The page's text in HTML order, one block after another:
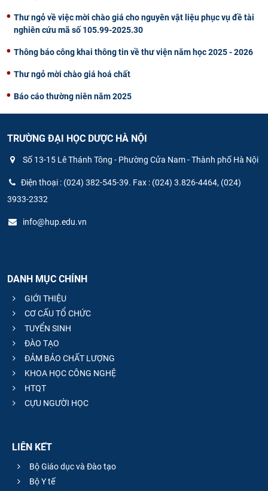
Thư ngỏ về việc mời chào giá cho nguyên vật liệu phục vụ đề tài
nghiên cứu mã số 105.99-2025.30
Thông báo công khai thông tin về thư viện năm học 2025 - 2026
Thư ngỏ mời chào giá hoá chất
Báo cáo thường niên năm 2025
TRƯỜNG ĐẠI HỌC DƯỢC HÀ NỘI
Số 13-15 Lê Thánh Tông - Phường Cửa Nam - Thành phố Hà Nội
Điện thoại : (024) 382-545-39. Fax : (024) 3.826-4464, (024)
3933-2332
info@hup.edu.vn
DANH MỤC CHÍNH
GIỚI THIỆU
CƠ CẤU TỔ CHỨC
TUYỂN SINH
ĐÀO TẠO
ĐẢM BẢO CHẤT LƯỢNG
KHOA HỌC CÔNG NGHỆ
HTQT
CỰU NGƯỜI HỌC
LIÊN KẾT
Bộ Giáo dục và Đào tạo
Bộ Y tế